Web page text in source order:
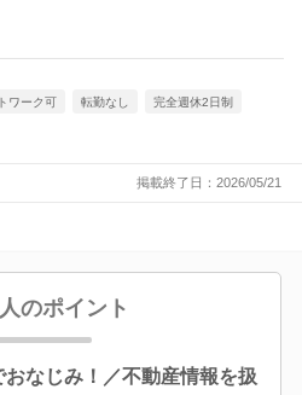
ワーク可 転勤なし 完全週休2日制
掲載終了日：2026/05/21
のポイント
なじみ！／不動産情報を扱